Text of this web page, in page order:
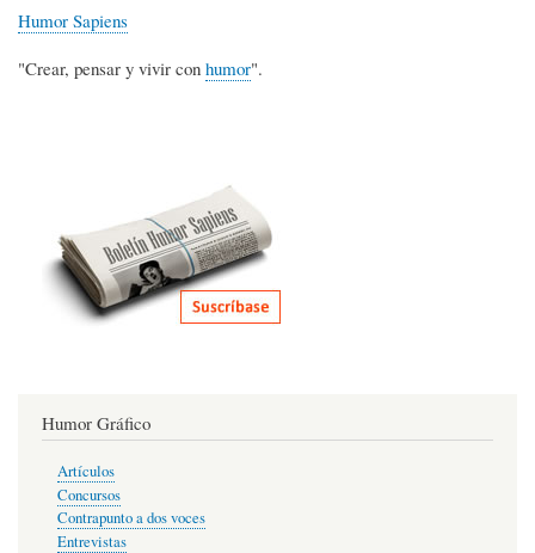
Humor Sapiens
"Crear, pensar y vivir con humor".
Humor Gráfico
Artículos
Concursos
Contrapunto a dos voces
Entrevistas